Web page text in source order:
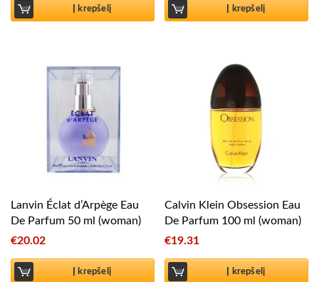
Į krepšelį Į krepšelį
Lanvin Éclat d’Arpège Eau
De Parfum 50 ml (woman)
€20.02
Į krepšelį
Calvin Klein Obsession Eau
De Parfum 100 ml (woman)
€19.31
Į krepšelį